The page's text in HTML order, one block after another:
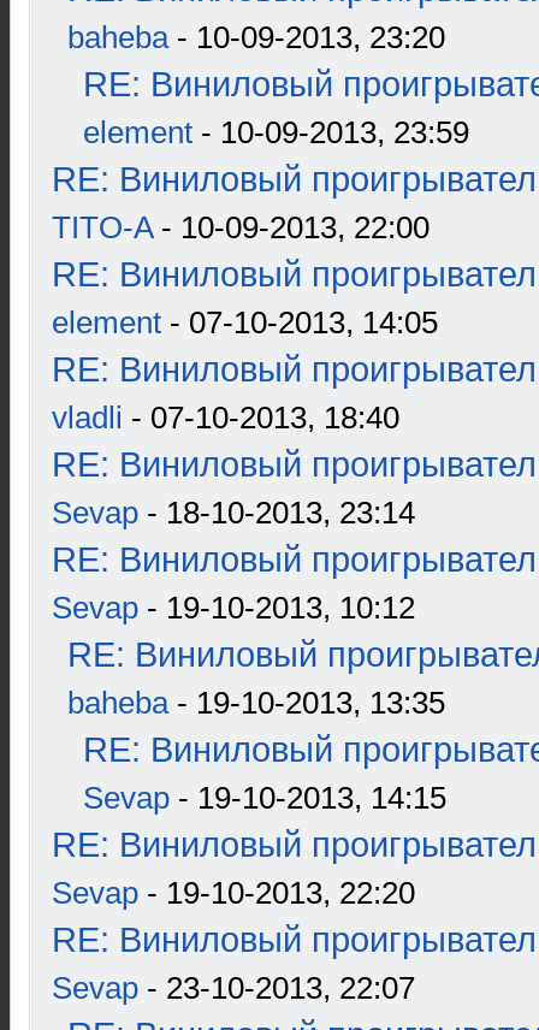
baheba- 10-09-2013, 23:20
RE: Виниловый
element - 10-09-2013, 23:59
RE: Виниловый
TITO-A- 10-09-2013, 22:00
RE: Виниловый
element - 07-10-2013, 14:05
RE: Виниловый
vladli - 07-10-2013, 18:40
RE: Виниловый
Sevap - 18-10-2013, 23:14
RE: Виниловый
Sevap - 19-10-2013, 10:12
RE: Виниловый
baheba- 19-10-2013, 13:35
RE: Виниловый
Sevap - 19-10-2013, 14:15
RE: Виниловый
Sevap - 19-10-2013, 22:20
RE: Виниловый
Sevap - 23-10-2013, 22:07